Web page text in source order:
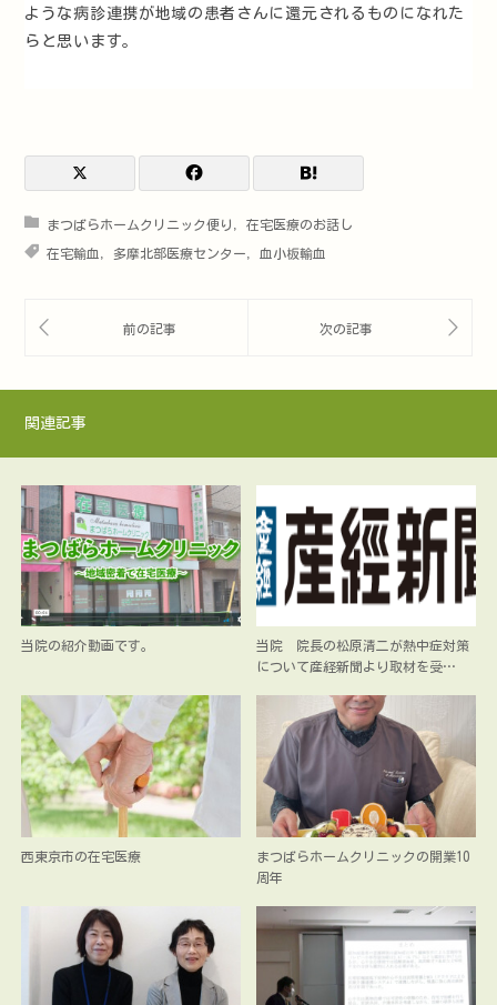
ような病診連携が地域の患者さんに還元されるものになれた
らと思います。
まつばらホームクリニック便り 在宅医療のお話し
在宅輸血 多摩北部医療センター 血小板輸血
関連記事
当院の紹介動画です。
当院 院長の松原清二が熱中症対策
について産経新聞より取材を受…
西東京市の在宅医療
まつばらホームクリニックの開業10
周年